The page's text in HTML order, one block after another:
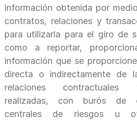
información obtenida por
contratos, relaciones y
para utilizarla para el giro de
como a reportar,
información que se
directa o indirectamente de
relaciones contractuales
realizadas, con burós de
centrales de riesgos u